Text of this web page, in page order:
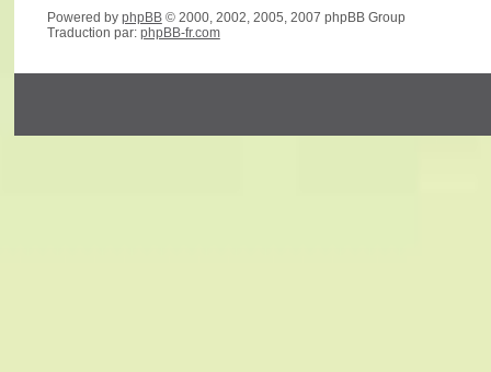
Powered by phpBB© 2000, 2002, 2005, 2007 phpBB Group
Traduction par: phpBB-fr.com